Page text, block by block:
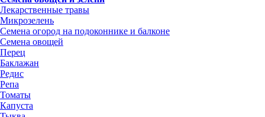
Лекарственные травы
Микрозелень
Семена огород на подоконнике и балконе
Семена овощей
Перец
Баклажан
Редис
Репа
Томаты
Капуста